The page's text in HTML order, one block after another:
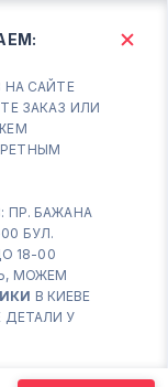
НА САЙТЕ
ЗАКАЗ ИЛИ
ПР. БАЖАНА
БУЛ.
18-00
МОЖЕМ
В КИЕВЕ
ДЕТАЛИ У